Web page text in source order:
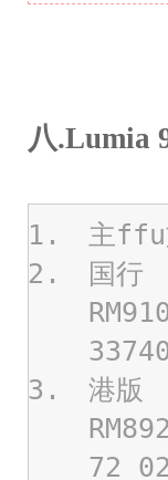
八.Lumia
主ffu
国行
港版